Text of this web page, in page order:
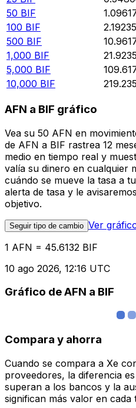
50 BIF
100 BIF 2.19235
500 BIF
1,000 BIF 21.9235
5,000 BIF
10,000 BIF 219.235
AFN a BIF gráfico
Vea su 50 AFN en
de AFN a BIF rastrea 12
medio en tiempo real y
valía su dinero en cualquier
cuándo se mueve la tasa a
alerta de tasa y le
objetivo.
Seguir tipo de cambio Ver
1 AFN = 45.6132 BIF
10 ago 2026, 12:16 UTC
Gráfico de AFN a BIF
Compara y ahorra
Cuando se compara a Xe
proveedores, la diferencia
superan a los bancos y la
significan más valor en cada